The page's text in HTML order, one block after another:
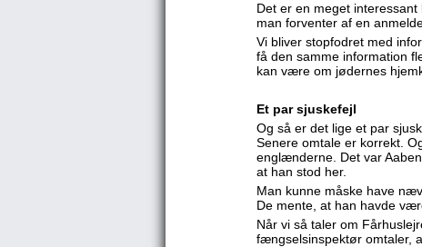
Det er en meget
man forventer af en
Vi bliver stopfodret med
få den samme information
kan være om jødernes
Et par sjuskefejl
Og så er det lige et par
Senere omtale er korrekt.
englænderne. Det var
at han stod her.
Man kunne måske have
De mente, at han havde
Når vi så taler om
fængselsinspektør omtaler,